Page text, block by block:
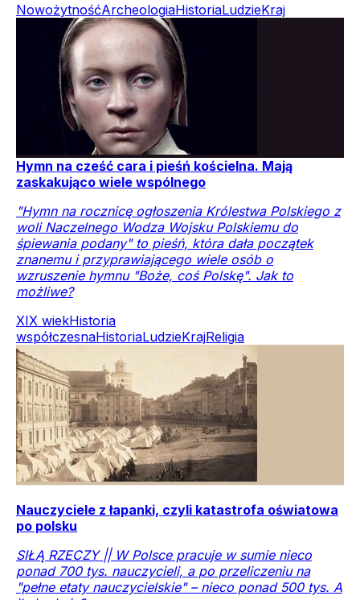
NowożytnośćArcheologiaHistoriaLudzieKraj
Hymn na cześć cara i pieśń kościelna. Mają
zaskakująco wiele wspólnego
"Hymn na rocznicę ogłoszenia Królestwa Polskiego z
woli Naczelnego Wodza Wojsku Polskiemu do
śpiewania podany" to pieśń, która dała początek
znanemu i przyprawiającego wiele osób o
wzruszenie hymnu "Boże, coś Polskę". Jak to
możliwe?
XIX wiekHistoria
współczesnaHistoriaLudzieKrajReligia
Nauczyciele z łapanki, czyli katastrofa oświatowa
po polsku
SIŁĄ RZECZY || W Polsce pracuje w sumie nieco
ponad 700 tys. nauczycieli, a po przeliczeniu na
"pełne etaty nauczycielskie" – nieco ponad 500 tys. A